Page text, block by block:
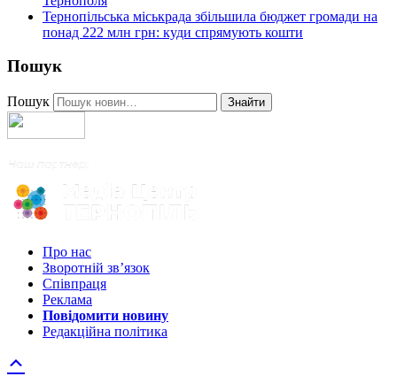
Тернопільська міськрада збільшила бюджет громади на
понад 222 млн грн: куди спрямують кошти
Пошук
Пошук Знайти
Про нас
Зворотній зв’язок
Співпраця
Реклама
Повідомити новину
Редакційна політика